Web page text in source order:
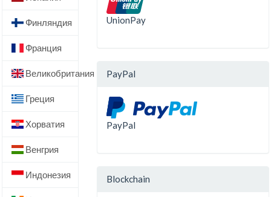
Финляндия
Франция
Великобритания
Греция
Хорватия
Венгрия
Индонезия
UnionPay
PayPal
PayPal
Blockchain